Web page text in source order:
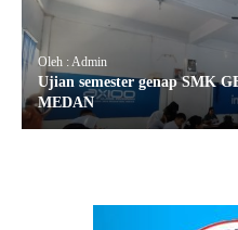
Oleh : Admin
Ujian semester genap SMK
MEDAN